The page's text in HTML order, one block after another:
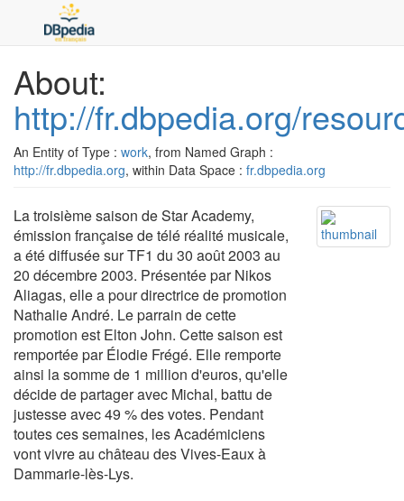
About:
http://fr.dbpedia.org/
An Entity of Type : work, from Named Graph :
http://fr.dbpedia.org, within Data Space : fr.dbpedia.org
La troisième saison de Star Academy,
émission française de télé réalité musicale,
a été diffusée sur TF1 du 30 août 2003 au
20 décembre 2003. Présentée par Nikos
Aliagas, elle a pour directrice de promotion
Nathalie André. Le parrain de cette
promotion est Elton John. Cette saison est
remportée par Élodie Frégé. Elle remporte
ainsi la somme de 1 million d'euros, qu'elle
décide de partager avec Michal, battu de
justesse avec 49 % des votes. Pendant
toutes ces semaines, les Académiciens
vont vivre au château des Vives-Eaux à
Dammarie-lès-Lys.